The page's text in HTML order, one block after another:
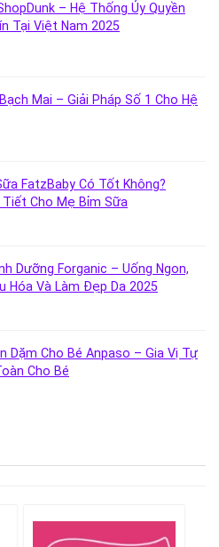
– Hệ Thống Ủy Quyền
Tại Việt Nam 2025
Mai – Giải Pháp Số 1 Cho Hệ
FatzBaby Có Tốt Không?
Tiết Cho Mẹ Bỉm Sữa
Dưỡng Forganic – Uống Ngon,
Hóa Và Làm Đẹp Da 2025
Dặm Cho Bé Anpaso – Gia Vị Tự
Cho Bé